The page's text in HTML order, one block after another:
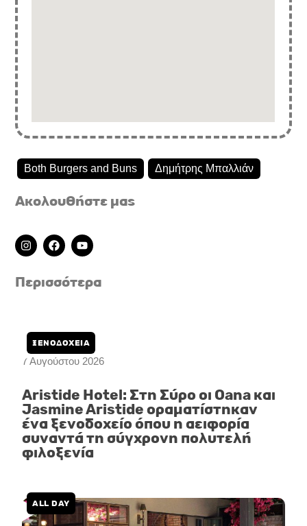
Both Burgers and Buns Δημήτρης Μπαλλιάν
Ακολουθήστε μας
I
n
s
a
F
a
c
b
Y
o
u
u
b
Περισσότερα
7 Αυγούστου 2026
ΞΕΝΟΔΟΧΕΙΑ
Aristide Hotel: Στη Σύρο οι Oana και
Jasmine Aristide οραματίστηκαν
ένα ξενοδοχείο όπου η αειφορία
συναντά τη σύγχρονη πολυτελή
φιλοξενία
ALL DAY